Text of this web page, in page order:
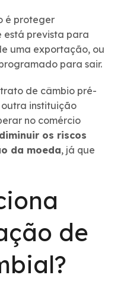
é proteger
prevista para
uma exportação, ou
para sair.
de câmbio pré-
instituição
no comércio
diminuir os riscos
da moeda, já que
de